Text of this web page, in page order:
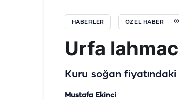
HABERLER ÖZEL HABER
Urfa
Kuru soğan
Mustafa Ekinci